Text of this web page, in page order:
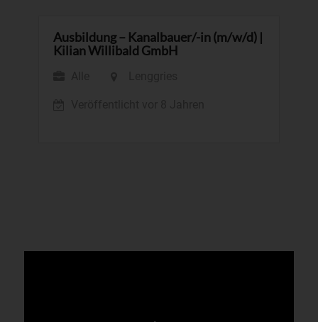
Ausbildung – Kanalbauer/-in (m/w/d)|
Kilian Willibald GmbH